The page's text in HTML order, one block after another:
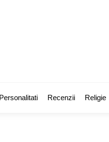
Personalitati Recenzii Religie